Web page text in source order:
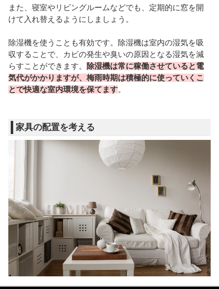
また、寝室やリビングルームなどでも、定期的に窓を開
けて入れ替えるようにしましょう。
除湿機を使うことも有効です。除湿機は室内の湿気を吸
収することで、カビの発生や臭いの原因となる湿気を減
らすことができます。
除湿機は常に稼働させていると電
気代がかかりますが、梅雨時期は積極的に使っていくこ
とで快適な室内環境を保てます。
家具の配置を考える